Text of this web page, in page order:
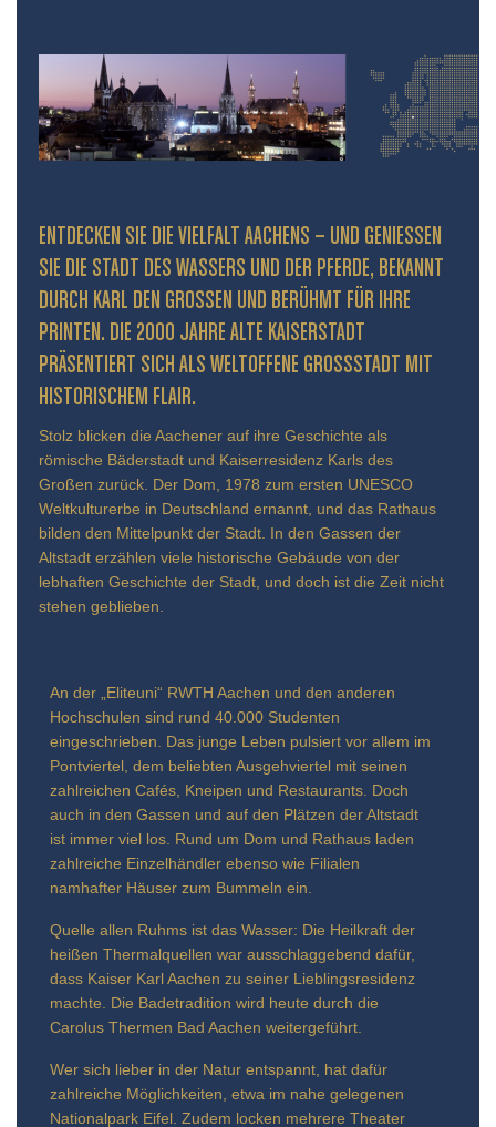
ENTDECKEN SIE DIE VIELFALT AACHENS – UND GENIESSEN S
IE DIE STADT DES WASSERS UND DER PFERDE, BEKANNT D
URCH KARL DEN GROSSEN UND BERÜHMT FÜR IHRE PR
INTEN. DIE 2000 JAHRE ALTE KAISERSTADT PR
ÄSENTIERT SICH ALS WELTOFFENE GROSSSTADT MIT HIS
TORISCHEM FLAIR.
Stolz blicken die Aachener auf ihre Geschichte als
römische Bäderstadt und Kaiserresidenz Karls des
Großen zurück. Der Dom, 1978 zum ersten UNESCO
Weltkulturerbe in Deutschland ernannt, und das Rathaus
bilden den Mittelpunkt der Stadt. In den Gassen der
Altstadt erzählen viele historische Gebäude von der
lebhaften Geschichte der Stadt, und doch ist die Zeit nicht
stehen geblieben.
An der „Eliteuni“ RWTH Aachen und den anderen
Hochschulen sind rund 40.000 Studenten
eingeschrieben. Das junge Leben pulsiert vor allem im
Pontviertel, dem beliebten Ausgehviertel mit seinen
zahlreichen Cafés, Kneipen und Restaurants. Doch
auch in den Gassen und auf den Plätzen der Altstadt
ist immer viel los. Rund um Dom und Rathaus laden
zahlreiche Einzelhändler ebenso wie Filialen
namhafter Häuser zum Bummeln ein.
Quelle allen Ruhms ist das Wasser: Die Heilkraft der
heißen Thermalquellen war ausschlaggebend dafür,
dass Kaiser Karl Aachen zu seiner Lieblingsresidenz
machte. Die Badetradition wird heute durch die
Carolus Thermen Bad Aachen weitergeführt.
Wer sich lieber in der Natur entspannt, hat dafür
zahlreiche Möglichkeiten, etwa im nahe gelegenen
Nationalpark Eifel. Zudem locken mehrere Theater